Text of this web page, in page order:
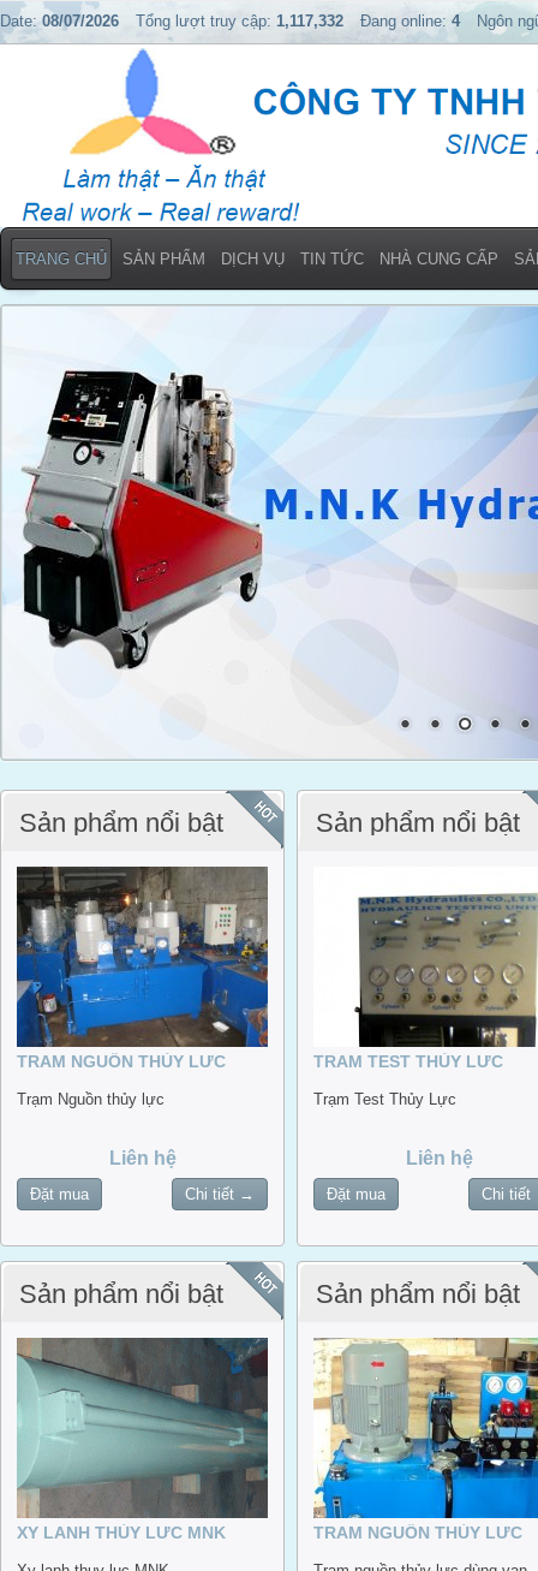
Date: 08/07/2026 Tổng lượt truy cập: 1,117,332 Đang online: 4 Ngôn
TRANG CHỦ SẢN PHẨM DỊCH VỤ TIN TỨC NHÀ CUNG CẤP
Sản phẩm nổi bật
TRẠM NGUỒN THỦY LỰC
Trạm Nguồn thủy lực
Liên hệ
Đặt mua Chi tiết →
Sản phẩm nổi bật
TRẠM TEST THỦY LỰC
Trạm Test Thủy Lực
Liên hệ
Đặt mua Chi
Sản phẩm nổi bật
XY LANH THỦY LỰC MNK
Sản phẩm nổi bật
TRẠM NGUỒN THỦY LỰC